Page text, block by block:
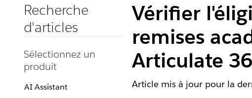
Recherche
d'articles
Sélectionnez un
produit
AI Assistant
Vérifier
remises
Articulate
Article mis à jour pour la